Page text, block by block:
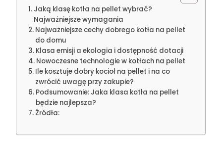
Jaką klasę kotła na pellet wybrać?
Najważniejsze wymagania
Najważniejsze cechy dobrego kotła na pellet
do domu
Klasa emisji a ekologia i dostępność dotacji
Nowoczesne technologie w kotłach na pellet
Ile kosztuje dobry kocioł na pellet i na co
zwrócić uwagę przy zakupie?
Podsumowanie: Jaka klasa kotła na pellet
będzie najlepsza?
Źródła: